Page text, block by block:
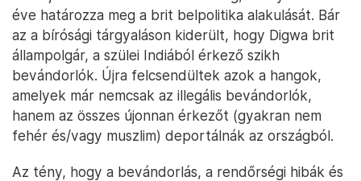
éve határozza meg a brit belpolitika alakulását. Bár
az a bírósági tárgyaláson kiderült, hogy Digwa brit
állampolgár, a szülei Indiából érkező szikh
bevándorlók. Újra felcsendültek azok a hangok,
amelyek már nemcsak az illegális bevándorlók,
hanem az összes újonnan érkezőt (gyakran nem
fehér és/vagy muszlim) deportálnák az országból.
Az tény, hogy a bevándorlás, a rendőrségi hibák és